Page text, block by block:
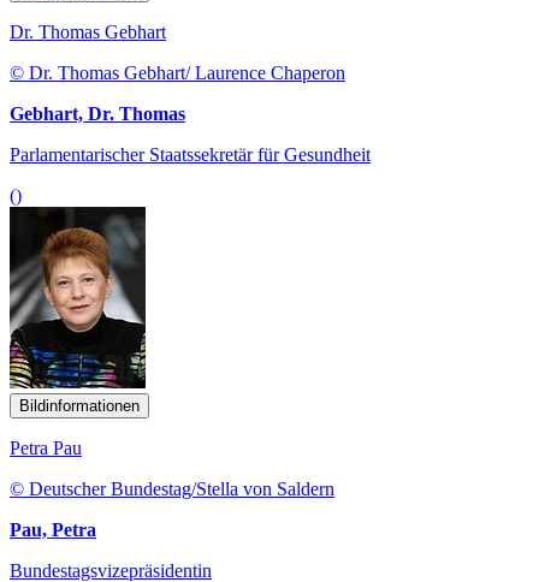
Dr. Thomas Gebhart
© Dr. Thomas Gebhart/ Laurence Chaperon
Gebhart, Dr. Thomas
Parlamentarischer Staatssekretär für Gesundheit
()
Bildinformationen
Petra Pau
© Deutscher Bundestag/Stella von Saldern
Pau, Petra
Bundestagsvizepräsidentin